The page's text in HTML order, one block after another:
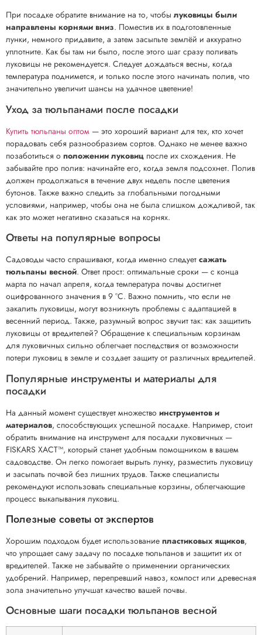
При посадке обратите внимание на то, чтобы луковицы были
направлены корнями вниз. Поместив их в подготовленные
лунки, немного придавите, а затем засыпьте землёй и аккуратно
уплотните. Как бы там ни было, после этого шаг сразу поливать
луковицы не рекомендуется. Следует дождаться весны, когда
температура поднимется, и только после этого начинать полив, что
значительно увеличит шансы на удачное цветение!
Уход за тюльпанами после посадки
Купить тюльпаны оптом — это хороший вариант для тех, кто хочет
порадовать себя разнообразием сортов. Однако не менее важно
позаботиться о положении луковиц после их схождения. Не
забывайте про полив: начинайте его, когда земля подсохнет. Полив
должен продолжаться в течение двух недель после цветения
бутонов. Также важно следить за глобальными погодными
условиями, например, чтобы она не была слишком дождливой, так
как это может негативно сказаться на корнях.
Ответы на популярные вопросы
Садоводы часто спрашивают, когда именно следует сажать
тюльпаны весной. Ответ прост: оптимальные сроки — с конца
марта по начал апреля, когда температура почвы достигнет
оцифрованного значения в 9 °C. Важно помнить, что если не
закалить луковицы, могут возникнуть проблемы с адаптацией в
весенний период. Также, разумный вопрос звучит так: как защитить
луковицы от вредителей? Обращение к специальным корзинам
для луковичных сильно облегчает последствия от возможности
потери луковиц в земле и создает защиту от различных вредителей.
Популярные инструменты и материалы для
посадки
На данный момент существует множество инструментов и
материалов, способствующих успешной посадке. Например, стоит
обратить внимание на инструмент для посадки луковичных —
FISKARS XACT™, который станет удобным помощником в вашем
садоводстве. Он легко помогает вырыть лунку, разместить луковицу
и засыпать почвой без лишних трудов. Также специалисты
рекомендуют использовать специальные корзины, облегчающие
процесс выкапывания луковиц.
Полезные советы от экспертов
Хорошим подходом будет использование пластиковых ящиков,
что упрощает саму задачу по посадке тюльпанов и защитит их от
вредителей. Также не забывайте о применении органических
удобрений. Например, перепревший навоз, компост или древесная
зола значительно улучшат качество вашей почвы.
Основные шаги посадки тюльпанов весной